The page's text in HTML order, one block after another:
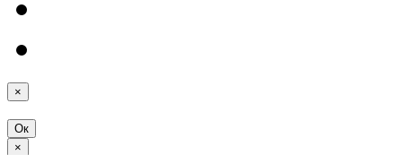
×
Ок
×